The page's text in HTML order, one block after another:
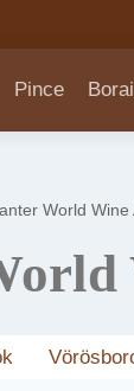
Pince
World